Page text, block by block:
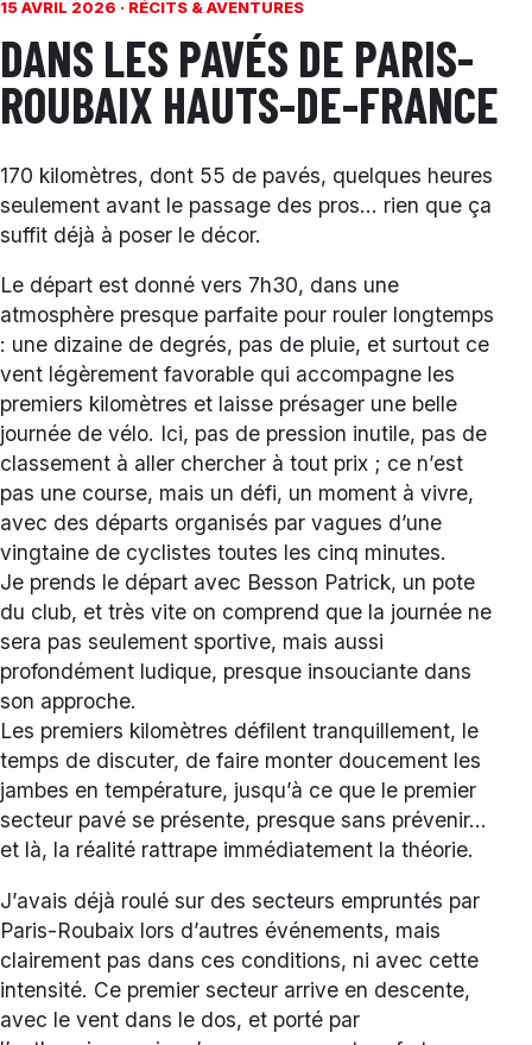
15 AVRIL 2026 · RÉCITS & AVENTURES
DANS LES PAVÉS DE PARIS-
ROUBAIX HAUTS-DE-FRANCE
170 kilomètres, dont 55 de pavés, quelques heures
seulement avant le passage des pros… rien que ça
suffit déjà à poser le décor.
Le départ est donné vers 7h30, dans une
atmosphère presque parfaite pour rouler longtemps
: une dizaine de degrés, pas de pluie, et surtout ce
vent légèrement favorable qui accompagne les
premiers kilomètres et laisse présager une belle
journée de vélo. Ici, pas de pression inutile, pas de
classement à aller chercher à tout prix ; ce n’est
pas une course, mais un défi, un moment à vivre,
avec des départs organisés par vagues d’une
vingtaine de cyclistes toutes les cinq minutes.
Je prends le départ avec Besson Patrick, un pote
du club, et très vite on comprend que la journée ne
sera pas seulement sportive, mais aussi
profondément ludique, presque insouciante dans
son approche.
Les premiers kilomètres défilent tranquillement, le
temps de discuter, de faire monter doucement les
jambes en température, jusqu’à ce que le premier
secteur pavé se présente, presque sans prévenir…
et là, la réalité rattrape immédiatement la théorie.
J’avais déjà roulé sur des secteurs empruntés par
Paris-Roubaix lors d’autres événements, mais
clairement pas dans ces conditions, ni avec cette
intensité. Ce premier secteur arrive en descente,
avec le vent dans le dos, et porté par